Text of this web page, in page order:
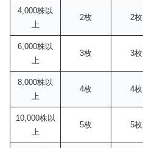
4,000株以
上
2枚 2枚
6,000株以
上
3枚 3枚
8,000株以
上
4枚 4枚
10,000株以
上
5枚 5枚